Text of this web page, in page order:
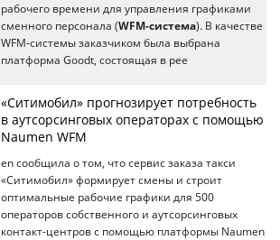
рабочего времени для управления графиками
сменного персонала (WFM-система). В качестве
WFM-системы заказчиком была выбрана
платформа Goodt, состоящая в рее
«Ситимобил» прогнозирует потребность
в аутсорсинговых операторах с помощью
Naumen WFM
en сообщила о том, что сервис заказа такси
«Ситимобил» формирует смены и строит
оптимальные рабочие графики для 500
операторов собственного и аутсорсинговых
контакт-центров с помощью платформы Naumen